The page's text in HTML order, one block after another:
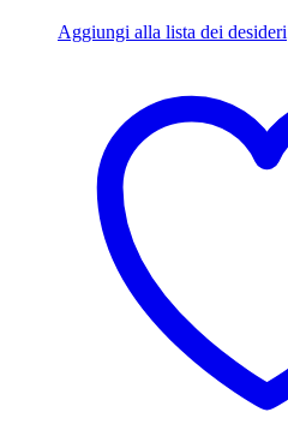
Aggiungi alla lista dei desideri